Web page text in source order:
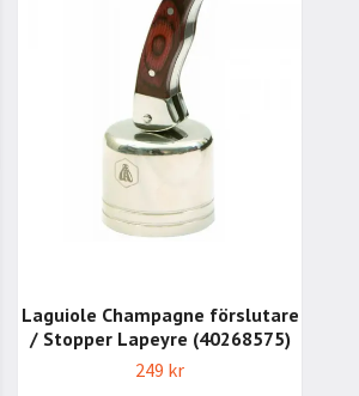
Laguiole Champagne förslutare
/ Stopper Lapeyre (40268575)
249 kr